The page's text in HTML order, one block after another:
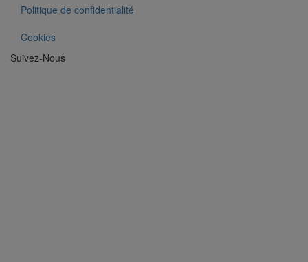
Politique de confidentialité
Cookies
Suivez-Nous